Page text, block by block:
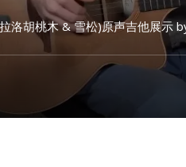
洛胡桃木 & 雪松)原声吉他展示